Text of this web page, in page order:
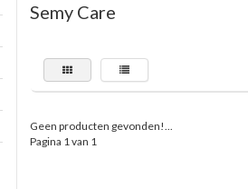
Semy Care
Geen producten gevonden!...
Pagina 1 van 1